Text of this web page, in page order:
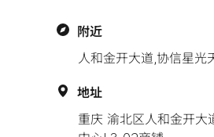
附近
人和金开大道,协信星光
地址
重庆 渝北区人和金开大